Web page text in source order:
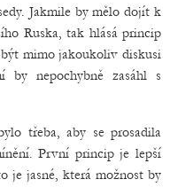
Jakmile by mělo dojít k
Ruska, tak hlásá princip
mimo jakoukoliv diskusi
by nepochybně zasáhl s
třeba, aby se prosadila
První princip je lepší
je jasné, která možnost by